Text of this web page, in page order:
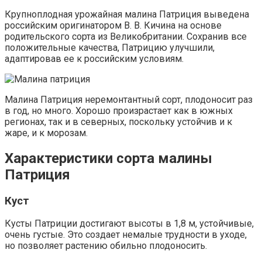
Крупноплодная урожайная малина Патриция выведена
российским оригинатором В. В. Кичина на основе
родительского сорта из Великобритании. Сохранив все
положительные качества, Патрицию улучшили,
адаптировав ее к российским условиям.
Малина Патриция неремонтантный сорт, плодоносит раз
в год, но много. Хорошо произрастает как в южных
регионах, так и в северных, поскольку устойчив и к
жаре, и к морозам.
Характеристики сорта малины
Патриция
Куст
Кусты Патриции достигают высоты в 1,8 м, устойчивые,
очень густые. Это создает немалые трудности в уходе,
но позволяет растению обильно плодоносить.